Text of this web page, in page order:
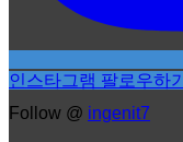
인스타그램 팔로우하기
Follow @ ingenit7